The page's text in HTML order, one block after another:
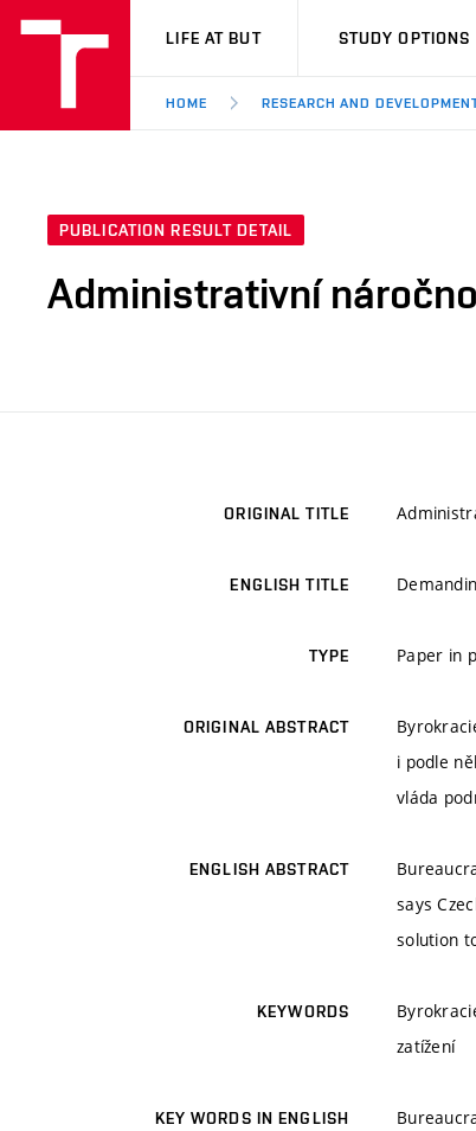
VUT
LIFE AT BUT STUDY OPTIONS
HOME RESEARCH AND
PUBLICATION RESULT DETAIL
Administrativní
ORIGINAL TITLE
ENGLISH TITLE
TYPE Paper in
ORIGINAL ABSTRACT
i podle
vláda
ENGLISH ABSTRACT
says
solution
KEYWORDS
zatížení
KEY WORDS IN ENGLISH